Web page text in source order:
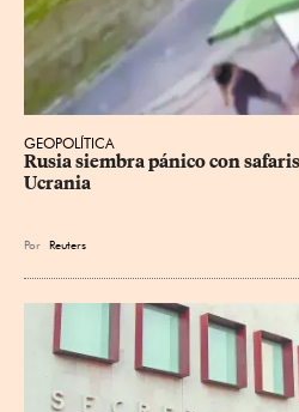
GEOPOLÍTICA
Rusia siembra pánico con
Ucrania
Por Reuters